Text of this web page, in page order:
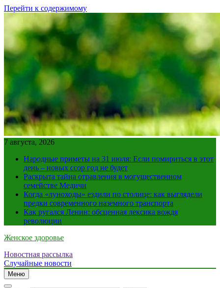
Перейти к содержимому
7 августа, 2026
Народные приметы на 31 июля: Если помириться в этот
день – новых ссор год не будет
Раскрыта тайна отравления в могущественном
семействе Медичи
Когда «луноходы» ездили по столице: как выглядели
предки современного наземного транспорта
Как ругался Ленин: обсценная лексика вождя
революции
Женское здоровье
Новостная рассылка
Случайные новости
Меню